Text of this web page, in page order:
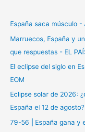
España saca músculo -
Marruecos, España y
que respuestas - EL
El eclipse del siglo en
EOM
Eclipse solar de 2026:
España el 12 de agosto?
79-56 | España gana y